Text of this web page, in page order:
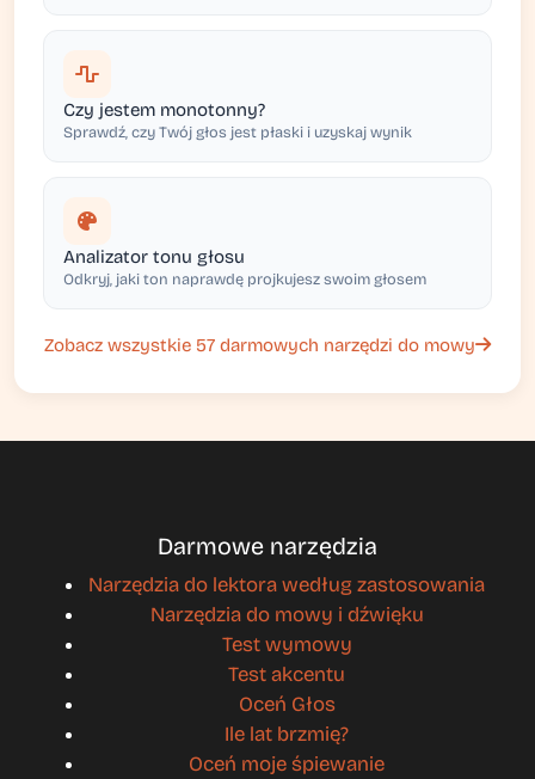
Czy jestem monotonny?
Sprawdź, czy Twój głos jest płaski i uzyskaj wynik
Analizator tonu głosu
Odkryj, jaki ton naprawdę projkujesz swoim głosem
Zobacz wszystkie 57 darmowych narzędzi do mowy
Darmowe narzędzia
Narzędzia do lektora według zastosowania
Narzędzia do mowy i dźwięku
Test wymowy
Test akcentu
Oceń Głos
Ile lat brzmię?
Oceń moje śpiewanie